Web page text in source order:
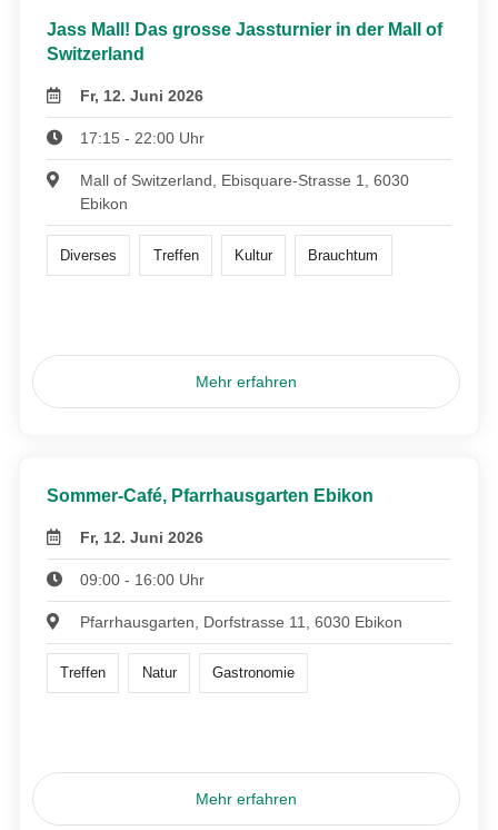
Jass Mall! Das grosse Jassturnier in der Mall of
Switzerland
Fr, 12. Juni 2026
17:15 - 22:00 Uhr
Mall of Switzerland, Ebisquare-Strasse 1, 6030
Ebikon
Diverses Treffen Kultur Brauchtum
Mehr erfahren
Sommer-Café, Pfarrhausgarten Ebikon
Fr, 12. Juni 2026
09:00 - 16:00 Uhr
Pfarrhausgarten, Dorfstrasse 11, 6030 Ebikon
Treffen Natur Gastronomie
Mehr erfahren